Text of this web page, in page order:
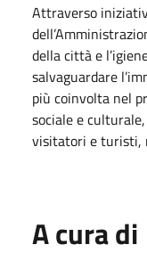
Attraverso
della città e
salvaguardare
più coinvolta nel
sociale e
visitatori e turisti,
A cura di